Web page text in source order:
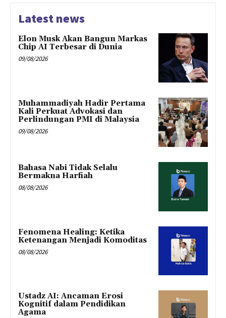
Latest news
Elon Musk Akan Bangun Markas
Chip AI Terbesar di Dunia
09/08/2026
Muhammadiyah Hadir Pertama
Kali Perkuat Advokasi dan
Perlindungan PMI di Malaysia
09/08/2026
Bahasa Nabi Tidak Selalu
Bermakna Harfiah
08/08/2026
Fenomena Healing: Ketika
Ketenangan Menjadi Komoditas
08/08/2026
Ustadz AI: Ancaman Erosi
Kognitif dalam Pendidikan
Agama